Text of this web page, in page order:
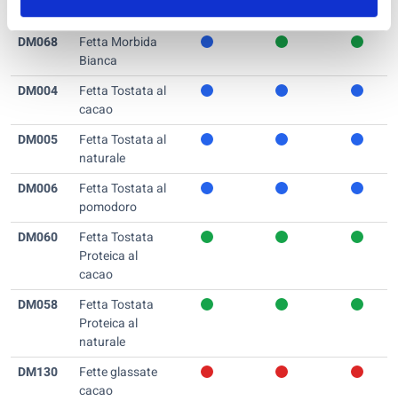
DM068
Fetta Morbida
Bianca
DM004
Fetta Tostata al
cacao
DM005
Fetta Tostata al
naturale
DM006
Fetta Tostata al
pomodoro
DM060
Fetta Tostata
Proteica al
cacao
DM058
Fetta Tostata
Proteica al
naturale
DM130
Fette glassate
cacao